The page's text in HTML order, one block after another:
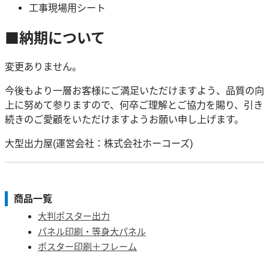
工事現場用シート
■納期について
変更ありません。
今後もより一層お客様にご満足いただけますよう、品質の向
上に努めて参りますので、何卒ご理解とご協力を賜り、引き
続きのご愛顧をいただけますようお願い申し上げます。
大型出力屋(運営会社：株式会社ホーコーズ)
商品一覧
大判ポスター出力
パネル印刷・等身大パネル
ポスター印刷＋フレーム